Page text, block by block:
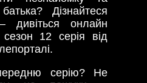
Дізнайтеся
дивіться онлайн
12 серія від
серію? Не